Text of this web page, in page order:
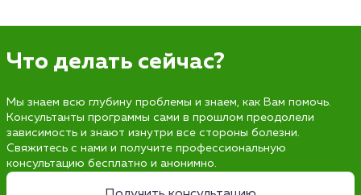
Что делать сейчас?
Мы знаем всю глубину проблемы и знаем, как Вам помочь.
Консультанты программы сами в прошлом преодолели
зависимость и знают изнутри все стороны болезни.
Свяжитесь с нами и получите профессиональную
консультацию бесплатно и анонимно.